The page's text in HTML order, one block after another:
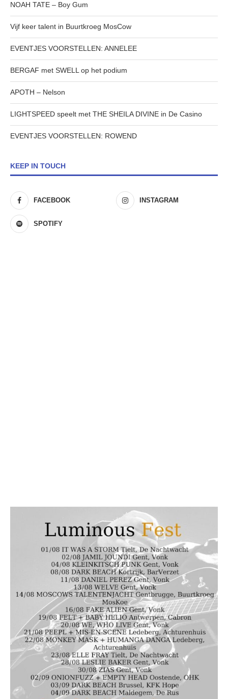
NOAH TATE – Boy Gum
Vijf keer talent in Buurtkroeg MosCow
EVENTJES VOORSTELLEN: ANNELEE
BERGAF met SWELL op het podium
APOTH – Nelson
LIGHTSPEED speelt met THE SHEILA DIVINE in De Casino
EVENTJES VOORSTELLEN: ROWEND
KEEP IN TOUCH
FACEBOOK INSTAGRAM
SPOTIFY